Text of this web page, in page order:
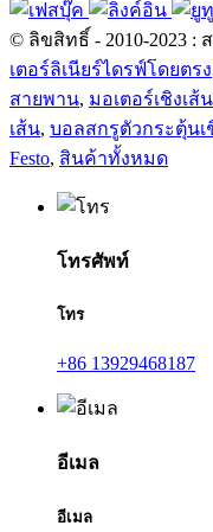
© ลิขสิทธิ์ - 2010-2023 :
เตอร์ลิเนียร์ไดรฟ์โดยตรง
สายพาน, มอเตอร์เชิงเส้
เส้น, บอลสกรูตัวกระตุ้นเ
Festo, สินค้าทั้งหมด
โทรศัพท์
โทร
+86 13929468187
อีเมล
อีเมล